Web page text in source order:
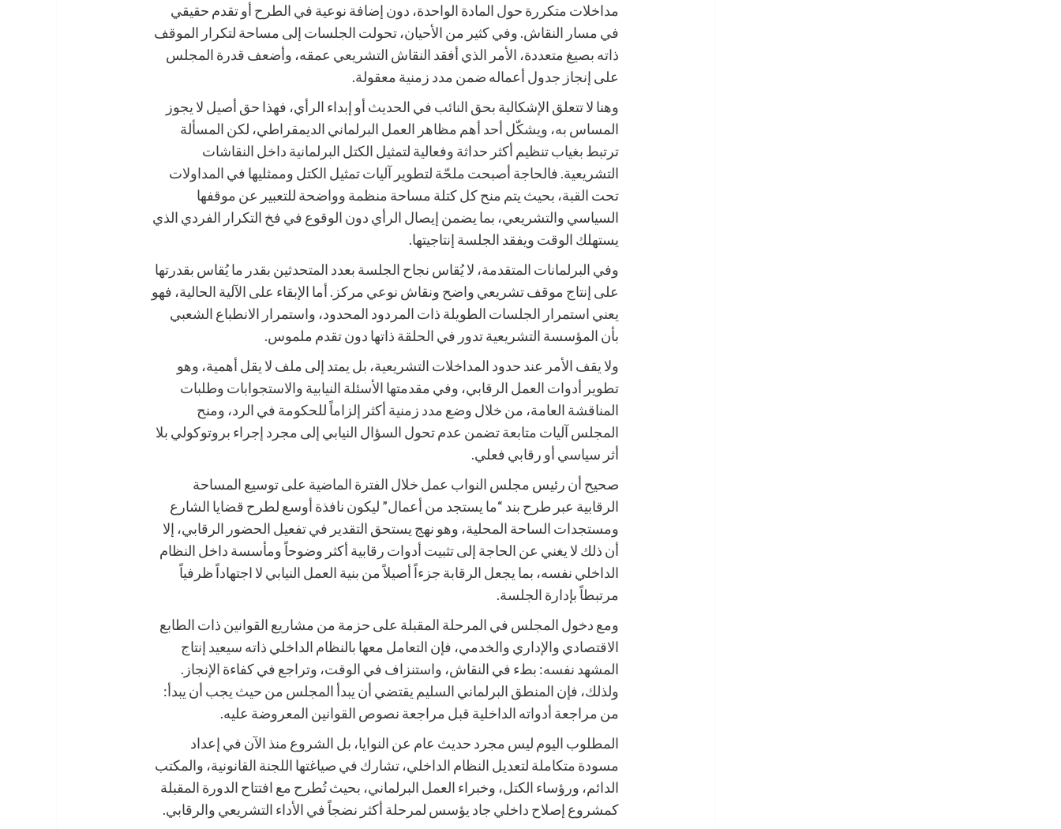
مداخلات متكررة حول المادة الواحدة، دون إضافة نوعية في الطرح أو تقدم حقيقي
في مسار النقاش. وفي كثير من الأحيان، تحولت الجلسات إلى مساحة لتكرار الموقف
ذاته بصيغ متعددة، الأمر الذي أفقد النقاش التشريعي عمقه، وأضعف قدرة المجلس
على إنجاز جدول أعماله ضمن مدد زمنية معقولة.
وهنا لا تتعلق الإشكالية بحق النائب في الحديث أو إبداء الرأي، فهذا حق أصيل لا يجوز
المساس به، ويشكّل أحد أهم مظاهر العمل البرلماني الديمقراطي، لكن المسألة
ترتبط بغياب تنظيم أكثر حداثة وفعالية لتمثيل الكتل البرلمانية داخل النقاشات
التشريعية. فالحاجة أصبحت ملحّة لتطوير آليات تمثيل الكتل وممثليها في المداولات
تحت القبة، بحيث يتم منح كل كتلة مساحة منظمة وواضحة للتعبير عن موقفها
السياسي والتشريعي، بما يضمن إيصال الرأي دون الوقوع في فخ التكرار الفردي الذي
يستهلك الوقت ويفقد الجلسة إنتاجيتها.
وفي البرلمانات المتقدمة، لا يُقاس نجاح الجلسة بعدد المتحدثين بقدر ما يُقاس بقدرتها
على إنتاج موقف تشريعي واضح ونقاش نوعي مركز. أما الإبقاء على الآلية الحالية، فهو
يعني استمرار الجلسات الطويلة ذات المردود المحدود، واستمرار الانطباع الشعبي
بأن المؤسسة التشريعية تدور في الحلقة ذاتها دون تقدم ملموس.
ولا يقف الأمر عند حدود المداخلات التشريعية، بل يمتد إلى ملف لا يقل أهمية، وهو
تطوير أدوات العمل الرقابي، وفي مقدمتها الأسئلة النيابية والاستجوابات وطلبات
المناقشة العامة، من خلال وضع مدد زمنية أكثر إلزاماً للحكومة في الرد، ومنح
المجلس آليات متابعة تضمن عدم تحول السؤال النيابي إلى مجرد إجراء بروتوكولي بلا
أثر سياسي أو رقابي فعلي.
صحيح أن رئيس مجلس النواب عمل خلال الفترة الماضية على توسيع المساحة
الرقابية عبر طرح بند “ما يستجد من أعمال” ليكون نافذة أوسع لطرح قضايا الشارع
ومستجدات الساحة المحلية، وهو نهج يستحق التقدير في تفعيل الحضور الرقابي، إلا
أن ذلك لا يغني عن الحاجة إلى تثبيت أدوات رقابية أكثر وضوحاً ومأسسة داخل النظام
الداخلي نفسه، بما يجعل الرقابة جزءاً أصيلاً من بنية العمل النيابي لا اجتهاداً ظرفياً
مرتبطاً بإدارة الجلسة.
ومع دخول المجلس في المرحلة المقبلة على حزمة من مشاريع القوانين ذات الطابع
الاقتصادي والإداري والخدمي، فإن التعامل معها بالنظام الداخلي ذاته سيعيد إنتاج
المشهد نفسه: بطء في النقاش، واستنزاف في الوقت، وتراجع في كفاءة الإنجاز.
ولذلك، فإن المنطق البرلماني السليم يقتضي أن يبدأ المجلس من حيث يجب أن يبدأ:
من مراجعة أدواته الداخلية قبل مراجعة نصوص القوانين المعروضة عليه.
المطلوب اليوم ليس مجرد حديث عام عن النوايا، بل الشروع منذ الآن في إعداد
مسودة متكاملة لتعديل النظام الداخلي، تشارك في صياغتها اللجنة القانونية، والمكتب
الدائم، ورؤساء الكتل، وخبراء العمل البرلماني، بحيث تُطرح مع افتتاح الدورة المقبلة
كمشروع إصلاح داخلي جاد يؤسس لمرحلة أكثر نضجاً في الأداء التشريعي والرقابي.